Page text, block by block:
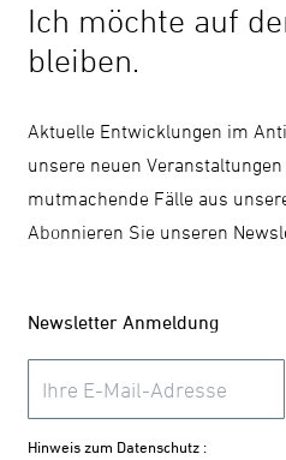
Ich möchte auf
bleiben.
Aktuelle Entwicklungen im
unsere neuen
mutmachende Fälle aus
Abonnieren Sie unseren
Newsletter Anmeldung
Hinweis zum Datenschutz :